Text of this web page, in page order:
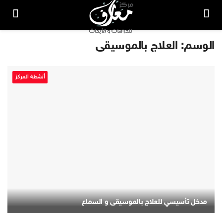
الوسم: العلاج بالموسيقى
أنشطة المركز
مدخل تأسيسي للعلاج بالموسيقى و السماع